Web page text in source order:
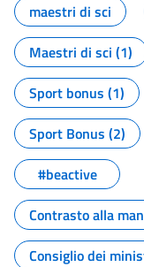
maestri di sci
Maestri di sci (1)
Sport bonus (1)
Sport Bonus (2)
#beactive
Contrasto alla
Consiglio dei